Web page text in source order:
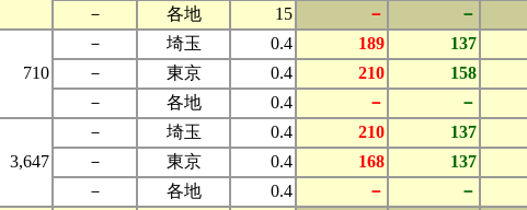
－
各地 15 － －
710
－ 埼玉 0.4 189 137
－
東京 0.4 210 158
－
各地 0.4 － －
3,647
－ 埼玉 0.4 210 137
－
東京 0.4 168 137
－
各地 0.4 － －